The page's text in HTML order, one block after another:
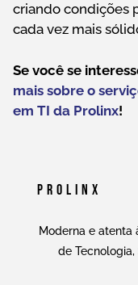
criando condições
cada vez mais
Se você se
mais sobre o
em TI da Prolinx!
Prolinx
Moderna e
de